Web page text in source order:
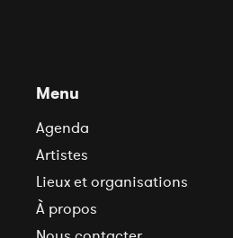
Menu
Agenda
Artistes
Lieux et organisations
À propos